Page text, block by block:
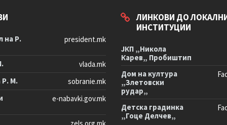
на Р. president.mk
vlada.mk
Р. М.
sobranie.mk
e-nabavki.gov.mk
ЛИНКОВИ ДО
ИНСТИТУЦИИ
ЈКП „Никола
Карев„ Пробиштип
Дом на култура
„Злетовски
рудар„
Детска градинка
„Гоце Делчев„